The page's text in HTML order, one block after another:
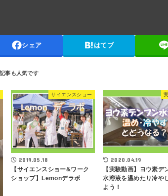
シェア はてブ
サイエンスショー
2019.05.18
【サイエンスショー&ワーク
ショップ】Lemonデラボ
2020.04.19
【実験動画】ヨウ素デ
水溶液を温めたり冷や
よう！